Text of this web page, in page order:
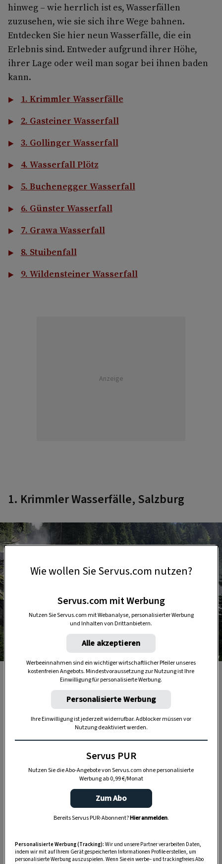
hinweg – wie herrlich ist es, Wasserfällen
zuzusehen, wie sie sich ihre Wege bahnen.
Entdecken Sie hier neun Wasserfälle, die ein
Erlebnis sind. Entweder aufgrund ihrer Höhe,
ihrer Lage oder weil man sogar bei ihnen baden
kann.
1. Krimmler Wasserfälle
2. Gasteiner Wasserfall
3. Gollinger Wasserfall
4. Wasserfall Plötz
5. Buchenegger Wasserfall
6. Günster Wasserfall
7. Grawa Wasserfall
8. Stuibenfall
9. Wildensteiner Wasserfall
Anzeige
1. Krimmler Wasserfälle, Salzburg
Foto: Katharina Würdinger
Für die Atemwege ist der Krimmler Wasserfall eine
„Servus Garten“ auf WhatsApp
Wie wollen Sie Servus.com nutzen?
Servus.com mit Werbung
Nutzen Sie Servus.com mit Webanalyse, personalisierter Werbung
und Inhalten von Drittanbietern.
Alle akzeptieren
Werbeeinnahmen sind ein wichtiger wirtschaftlicher Pfeiler unseres
kostenfreien Angebots. Mindestvoraussetzung zur Nutzung ist Ihre
Einwilligung für personalisierte Werbung.
Personalisierte Werbung
Ihre Einwilligung ist jederzeit widerrufbar. Adblocker müssen vor
Nutzung deaktiviert werden.
Servus PUR
Nutzen Sie die Abo-Angebote von Servus.com ohne personalisierte
Werbung ab 0,99 €/Monat
Zum Abo
Bereits Servus PUR-Abonnent?Hier anmelden.
Personalisierte Werbung (Tracking): Wir und unsere Partner verarbeiten Daten,
indem wir mit auf Ihrem Gerät gespeicherten Informationen Profile erstellen, um
personalisierte Werbung auszuspielen. Wenn Sie ein werbe– und trackingfreies Abo